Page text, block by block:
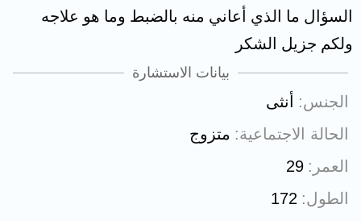
السؤال ما الذي أعاني منه بالضبط وما هو علاجه
ولكم جزيل الشكر
بيانات الاستشارة
الجنس
أنثى
الحالة الاجتماعية
متزوج
العمر
29
الطول 172